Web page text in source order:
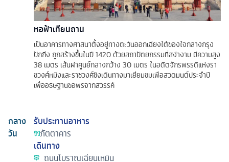
หอฟ้าเทียนถาน
เป็นอาคารทางศาสนาตั้งอยู่ทางตะวันออกเฉียงใต้ของใจกลางกรุง
ปักกิ่ง ถูกสร้างขึ้นในปี 1420 ด้วยสถาปัตยกรรมที่สง่างาม มีความสูง
38 เมตร เส้นผ่าศูนย์กลางกว้าง 30 เมตร ในอดีตจักรพรรดิแห่งรา
ชวงศ์หมิงและราชวงศ์ชิงเดินทางมาเยี่ยมชมเพื่อสวดมนต์ประจำปี
เพื่ออธิษฐานขอพรจากสวรรค์
กลาง
วัน
รับประทานอาหาร
ภัตตาคาร
เดินทาง
ถนนโบราณเฉียนเหมิน